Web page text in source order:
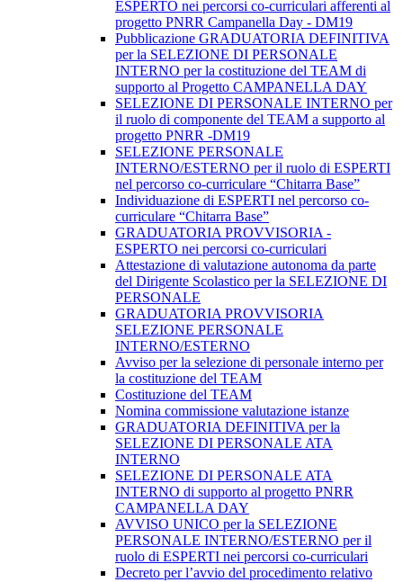
ESPERTO nei percorsi co-curriculari afferenti al
progetto PNRR Campanella Day - DM19
Pubblicazione GRADUATORIA DEFINITIVA
per la SELEZIONE DI PERSONALE
INTERNO per la costituzione del TEAM di
supporto al Progetto CAMPANELLA DAY
SELEZIONE DI PERSONALE INTERNO per
il ruolo di componente del TEAM a supporto al
progetto PNRR -DM19
SELEZIONE PERSONALE
INTERNO/ESTERNO per il ruolo di ESPERTI
nel percorso co-curriculare “Chitarra Base”
Individuazione di ESPERTI nel percorso co-
curriculare “Chitarra Base”
GRADUATORIA PROVVISORIA -
ESPERTO nei percorsi co-curriculari
Attestazione di valutazione autonoma da parte
del Dirigente Scolastico per la SELEZIONE DI
PERSONALE
GRADUATORIA PROVVISORIA
SELEZIONE PERSONALE
INTERNO/ESTERNO
Avviso per la selezione di personale interno per
la costituzione del TEAM
Costituzione del TEAM
Nomina commissione valutazione istanze
GRADUATORIA DEFINITIVA per la
SELEZIONE DI PERSONALE ATA
INTERNO
SELEZIONE DI PERSONALE ATA
INTERNO di supporto al progetto PNRR
CAMPANELLA DAY
AVVISO UNICO per la SELEZIONE
PERSONALE INTERNO/ESTERNO per il
ruolo di ESPERTI nei percorsi co-curriculari
Decreto per l’avvio del procedimento relativo